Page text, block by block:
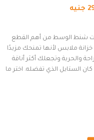
جنيه
شنط الوسط من أهم القطع
ملابس لأنها تمنحك مزيدًا
والحرية وتجعلك أكثر أناقة
الستايل الذي تفضله. اختر ما